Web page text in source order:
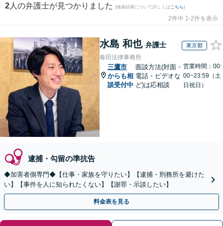
2 人の弁護士が見つかりました (検索結果について詳しくは こちら)
2件中 1-2件を表示
水島 和也 弁護士 東京都
春田法律事務所
三鷹市
からも相
談受付中
面談方法(対面・
電話・ビデオな
ど)は応相談
営業時間：00:
00~23:59（土
日祝日）
逮捕・勾留の準抗告
◆加害者側専門◆【仕事・家族を守りたい】【逮捕・刑務所を避けた
い】【事件を人に知られたくない】【謝罪・示談したい】
料金表を見る